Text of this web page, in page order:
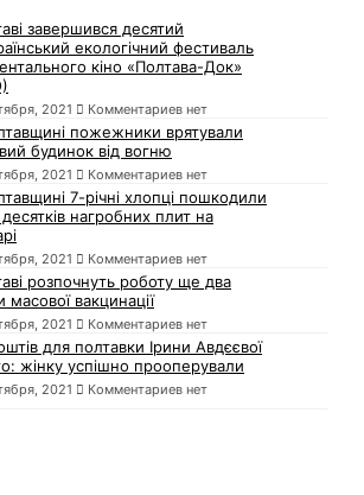
завершився десятий
екологічний фестиваль
кіно «Полтава-Док»
2021 Комментариев нет
пожежники врятували
будинок від вогню
2021 Комментариев нет
7-річні хлопці пошкодили
десятків нагробних плит на
2021 Комментариев нет
розпочнуть роботу ще два
масової вакцинації
2021 Комментариев нет
для полтавки Ірини Авдєєвої
жінку успішно прооперували
2021 Комментариев нет